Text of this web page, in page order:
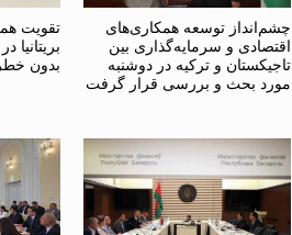
چشم‌انداز توسعه همکاری‌های
اقتصادی و سرمایه‌گذاری بین
تاجیکستان و ترکیه در دوشنبه
مورد بحث و بررسی قرار گرفت
تقویت
بدون